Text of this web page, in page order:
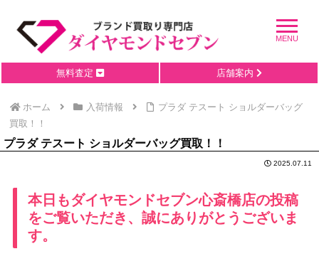
無料査定 店舗案内
ホーム 入荷情報
プラダ テスート ショルダーバッグ
買取！！
プラダ テスート ショルダーバッグ買取！！
2025.07.11
本日もダイヤモンドセブン心斎橋店の投稿
をご覧いただき、誠にありがとうございま
す。